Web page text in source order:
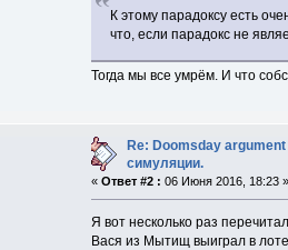
К этому парадоксу есть
что, если парадокс не
Тогда мы все умрём. И что
Re: Doomsday
симуляции.
« Ответ #2 : 06 Июня 2016, 18:23 »
Я вот несколько раз
Вася из Мытищ выиграл в